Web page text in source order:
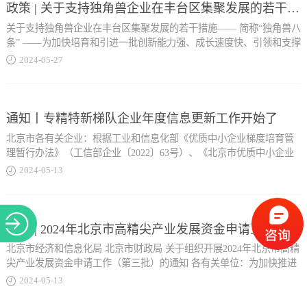
创新
政策 | 关于支持独角兽企业在丰台区集聚发展的若干措施
关于支持独角兽企业在丰台区集聚发展的若干措施—— 简称“独角兽八
条” ——为加快培育和引进一批创新能力强、成长速度快、引领和支撑
前沿产业发展的新技术、新产业、新模式的独角兽企业（含潜在独角
400万平米独角兽企业集聚区释放400万平方米的优质空间，构建以北
心，建筑面积约100万平方米）为引领，园博数字经济产业园区（建筑
面积约100万平方米...
）、南中轴大红门首都商务新区（建筑面积约100万平方米）和丽泽金
融商务区（建筑面积约100万平方米）为支撑的 “1+3”格局，助力企业
集聚发展。2、加大对独角兽企业的奖励支持区政府每年计划投入10亿
元对独角兽企业空间载体、科技创新、成果转化、上市补贴、高管个
税、固定资产投资等方面给予奖励和补贴。对新入区或新认定的独角
管个人所得税总额按最高80%给予奖励。3、降低独角兽企业办公空间
2024-05-27
通知丨专精特新梯队企业年度信息更新工作开始了
北京市各有关企业：根据工业和信息化部《优质中小企业梯度培育管
理暂行办法》（工信部企业〔2022〕63号）、《北京市优质中小企业
梯度培育管理实施细则》要求，有效期内的专精特新“小巨人”企业、
对信息的真实性和准确性负责，未按规定时间及时更新企业信息的，
将取消复核资格，连续两年及以上均未完成年度信息更新的，取消该
企业所有资质。现将有关事项通知如下：01、企业范围 1.需完成年度
信息更新工作的企业包含：经认定且在有效期内的国家级专精特新“小
巨人”企业、专精特新中小企业（含2024年2月公告的2023年第四季度
专精特新中小企业...
2024-05-13
通知 | 2024年北京市高精尖产业发展资金申请工作（第三批）的通知
北京市经济和信息化局 北京市财政局 关于组织开展2024年北京市高精
尖产业发展资金申请工作（第三批）的通知 各有关单位：为加快推进
本市新型工业化，推动高精尖产业高质量发展，根据《北京市“十四
2024-05-13